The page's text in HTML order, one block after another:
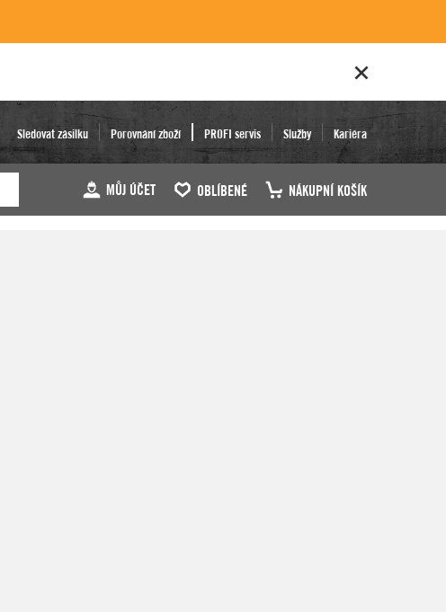
Sledovat zásilku Porovnání zboží PROFI servis Služby Kariéra
MŮJ ÚČET OBLÍBENÉ NÁKUPNÍ KOŠÍK